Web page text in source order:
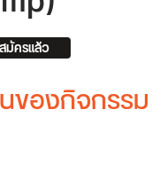
มัครแล้ว
ของกิจกรรม